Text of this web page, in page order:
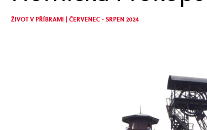
ŽIVOT V PŘÍBRAMI | ČERVENEC - SRPEN 2024